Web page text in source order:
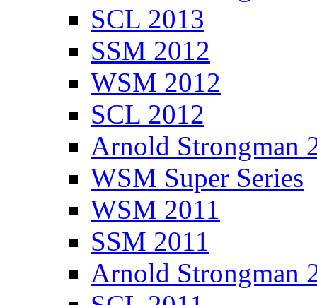
SCL 2013
SSM 2012
WSM 2012
SCL 2012
Arnold Strongman
WSM Super Series
WSM 2011
SSM 2011
Arnold Strongman